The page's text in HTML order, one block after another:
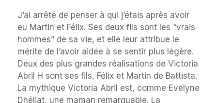
J’ai arrêté de penser à qui j’étais après avoir
eu Martin et Félix. Ses deux fils sont les “vrais
hommes” de sa vie, et elle leur attribue le
mérite de l’avoir aidée à se sentir plus légère.
Deux des plus grandes réalisations de Victoria
Abril H sont ses fils, Félix et Martin de Battista.
La mythique Victoria Abril est, comme Evelyne
Dhéliat, une maman remarquable. La